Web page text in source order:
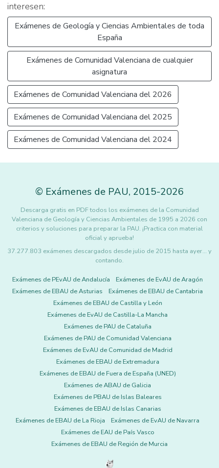
interesen:
Exámenes de Geología y Ciencias Ambientales de toda
España
Exámenes de Comunidad Valenciana de cualquier
asignatura
Exámenes de Comunidad Valenciana del 2026
Exámenes de Comunidad Valenciana del 2025
Exámenes de Comunidad Valenciana del 2024
© Exámenes de PAU, 2015-2026
Descarga gratis en PDF todos los exámenes de la Comunidad
Valenciana de Geología y Ciencias Ambientales de 1995 a 2026 con
criterios y soluciones para preparar la PAU. ¡Practica con material
oficial y aprueba!
37.277.803 exámenes descargados desde julio de 2015 hasta ayer... y
contando.
Exámenes de PEvAU de Andalucía
Exámenes de EvAU de Aragón
Exámenes de EBAU de Asturias
Exámenes de EBAU de Cantabria
Exámenes de EBAU de Castilla y León
Exámenes de EvAU de Castilla-La Mancha
Exámenes de PAU de Cataluña
Exámenes de PAU de Comunidad Valenciana
Exámenes de EvAU de Comunidad de Madrid
Exámenes de EBAU de Extremadura
Exámenes de EBAU de Fuera de España (UNED)
Exámenes de ABAU de Galicia
Exámenes de PBAU de Islas Baleares
Exámenes de EBAU de Islas Canarias
Exámenes de EBAU de La Rioja
Exámenes de EvAU de Navarra
Exámenes de EAU de País Vasco
Exámenes de EBAU de Región de Murcia